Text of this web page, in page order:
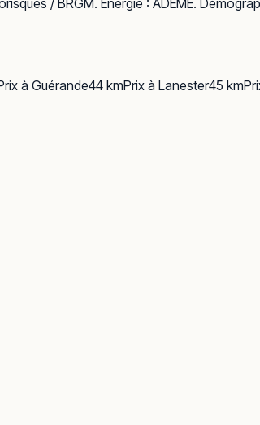
/ BRGM. Énergie : ADEME.
à Guérande44 kmPrix à Lanester45 km